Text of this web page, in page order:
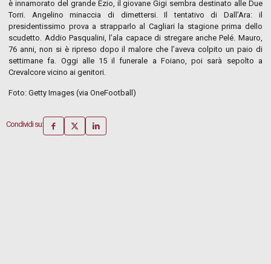
è innamorato del grande Ezio, il giovane Gigi sembra destinato alle Due
Torri. Angelino minaccia di dimettersi. Il tentativo di Dall’Ara: il
presidentissimo prova a strapparlo al Cagliari la stagione prima dello
scudetto. Addio Pasqualini, l’ala capace di stregare anche Pelé. Mauro,
76 anni, non si è ripreso dopo il malore che l’aveva colpito un paio di
settimane fa. Oggi alle 15 il funerale a Foiano, poi sarà sepolto a
Crevalcore vicino ai genitori.
Foto: Getty Images (via OneFootball)
Condividi su: